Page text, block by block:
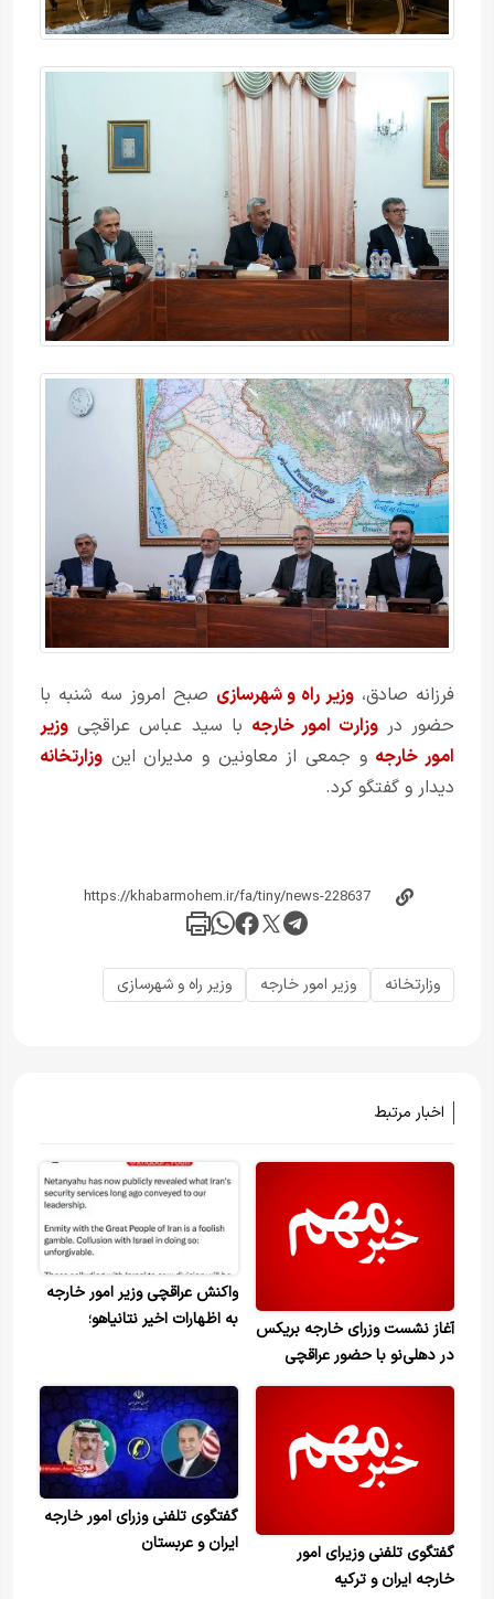
فرزانه صادق، وزیر راه و شهرسازی صبح امروز سه شنبه با
حضور دروزارت امور خارجه با سید عباس عراقچی وزیر
امور خارجه و جمعی از معاونین و مدیران این وزارتخانه
دیدار و گفتگو کرد.
وزارتخانه وزیر امور خارجه وزیر راه و شهرسازی
اخبار مرتبط
آغاز نشست وزرای خارجه بریکس
در دهلی‌نو با حضور عراقچی
واکنش عراقچی وزیر امور خارجه
به اظهارات اخیر نتانیاهو؛
گفتگوی تلفنی وزیرای امور
خارجه ایران و ترکیه
گفتگوی تلفنی وزرای امور خارجه
ایران و عربستان